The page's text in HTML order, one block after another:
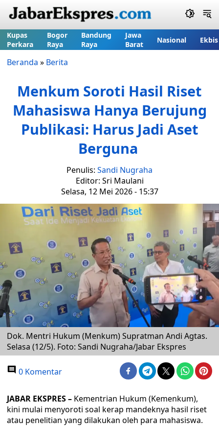
Kupas
Perkara
Bogor
Raya
Bandung
Raya
Jawa
Barat
Nasional Ekbis
Beranda » Berita
Menkum Soroti Hasil Riset
Mahasiswa Hanya Berujung
Publikasi: Harus Jadi Aset
Berguna
Penulis: Sandi Nugraha
Editor: Sri Maulani
Selasa, 12 Mei 2026 - 15:37
Dok. Mentri Hukum (Menkum) Supratman Andi Agtas.
Selasa (12/5). Foto: Sandi Nugraha/Jabar Ekspres
0 Komentar
JABAR EKSPRES – Kementrian Hukum (Kemenkum),
kini mulai menyoroti soal kerap mandeknya hasil riset
atau penelitian yang dilakukan oleh para mahasiswa.